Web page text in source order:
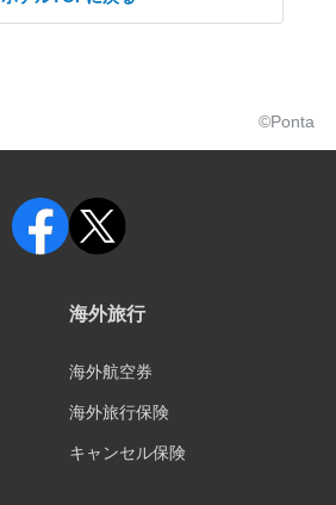
©Ponta
海外旅行
海外航空券
海外旅行保険
キャンセル保険